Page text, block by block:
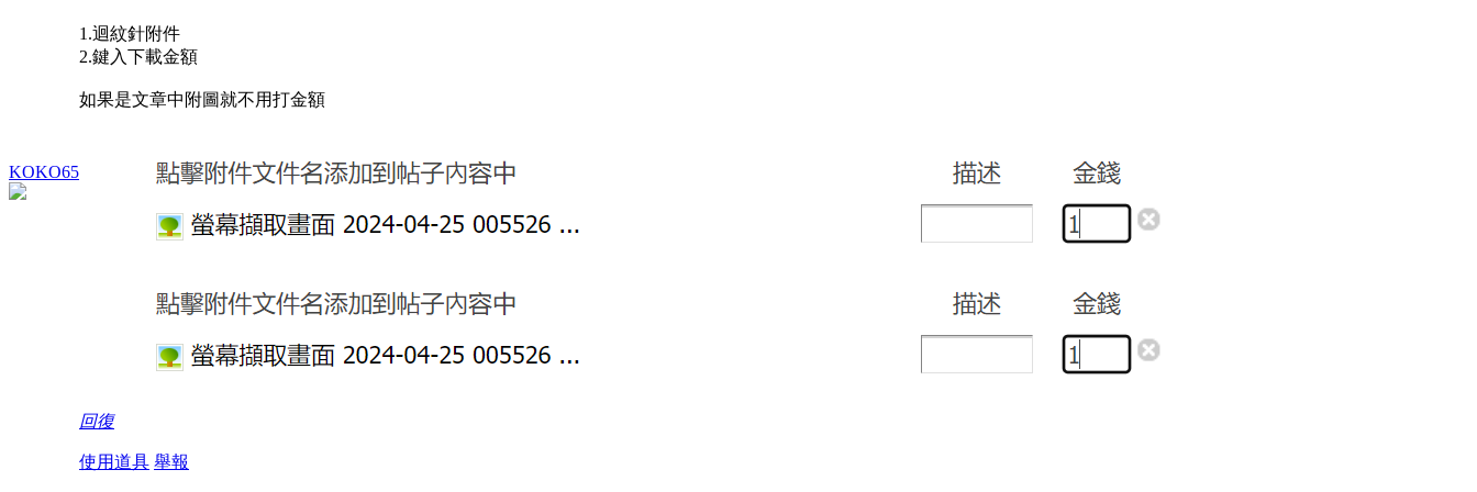
KOKO65
1.迴紋針附件
2.鍵入下載金額
如果是文章中附圖就不用打金額
回復
使用道具 舉報